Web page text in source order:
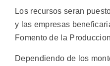
Los recursos seran
y las empresas
Fomento de la
Dependiendo de los